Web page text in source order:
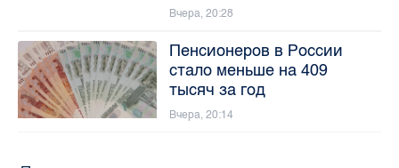
Вчера, 20:28
Пенсионеров в России
стало меньше на 409
тысяч за год
Вчера, 20:14